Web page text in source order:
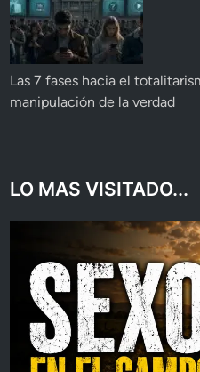
Las 7 fases hacia el
manipulación de la verdad
LO MAS VISITADO...